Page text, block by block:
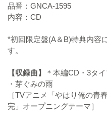
品番：GNCA-1595
内容：CD
*初回限定盤(A＆B)特典内容
す。
【収録曲】
＊本編CD・3タ
・芽ぐみの雨
［TVアニメ「やはり俺の青
完」オープニングテーマ］